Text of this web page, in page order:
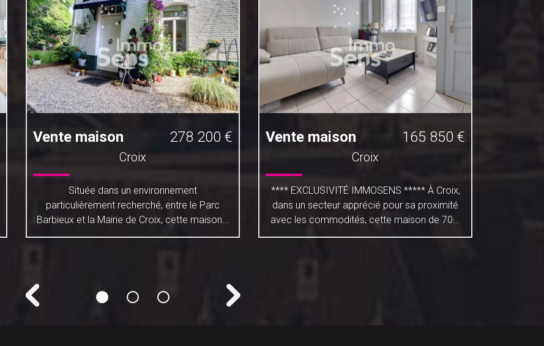
Vente maison 278 200 €
Croix
Située dans un environnement
particulièrement recherché, entre le Parc
Barbieux et la Mairie de Croix, cette maison...
Vente maison 165 850 €
Croix
**** EXCLUSIVITÉ IMMOSENS ***** À Croix,
dans un secteur apprécié pour sa proximité
avec les commodités, cette maison de 70...